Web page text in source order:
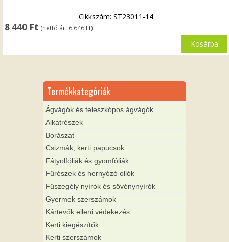
8 440 Ft (nettó ár: 6 646 Ft)
Cikkszám: ST23011-14
Kosárba
Termékkategóriák
Ágvágók és teleszkópos ágvágók
Alkatrészek
Borászat
Csizmák, kerti papucsok
Fátyolfóliák és gyomfóliák
Fűrészek és hernyózó ollók
Fűszegély nyírók és sövénynyírók
Gyermek szerszámok
Kártevők elleni védekezés
Kerti kiegészítők
Kerti szerszámok